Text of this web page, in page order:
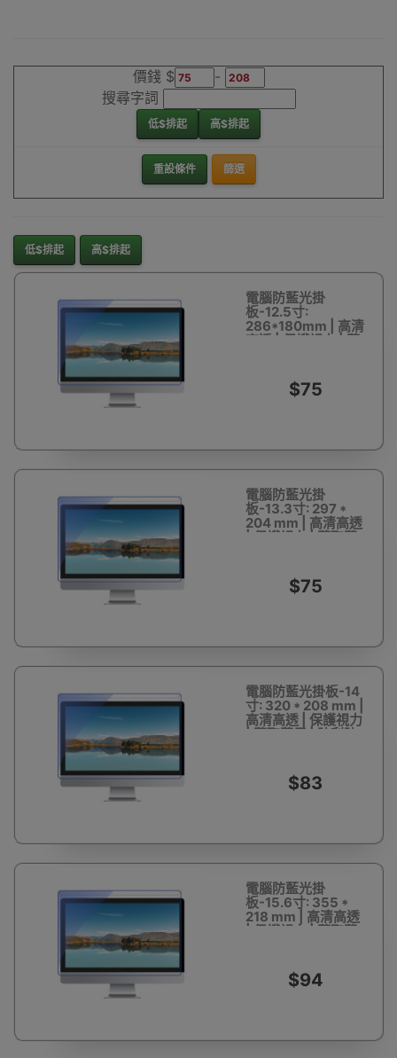
價錢 $
-
搜尋字詞
低$排起 高$排起
重設條件 篩選
低$排起 高$排起
電腦防藍光掛
板-12.5寸:
286*180mm | 高清
高透 | 保護視力 | 隨
$75
電腦防藍光掛
板-13.3寸: 297 *
204 mm | 高清高透
| 保護視力 | 隨取隨
$75
電腦防藍光掛板-14
寸: 320 * 208 mm |
高清高透 | 保護視力
| 隨取隨用 | 防刮防
$83
電腦防藍光掛
板-15.6寸: 355 *
218 mm | 高清高透
| 保護視力 | 隨取隨
$94